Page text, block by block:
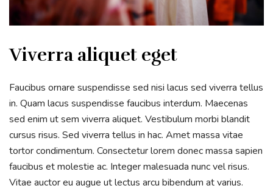
Viverra aliquet eget
Faucibus ornare suspendisse sed nisi lacus sed viverra tellus
in. Quam lacus suspendisse faucibus interdum. Maecenas
sed enim ut sem viverra aliquet. Vestibulum morbi blandit
cursus risus. Sed viverra tellus in hac. Amet massa vitae
tortor condimentum. Consectetur lorem donec massa sapien
faucibus et molestie ac. Integer malesuada nunc vel risus.
Vitae auctor eu augue ut lectus arcu bibendum at varius.